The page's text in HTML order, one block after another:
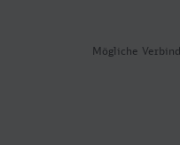
Mögliche